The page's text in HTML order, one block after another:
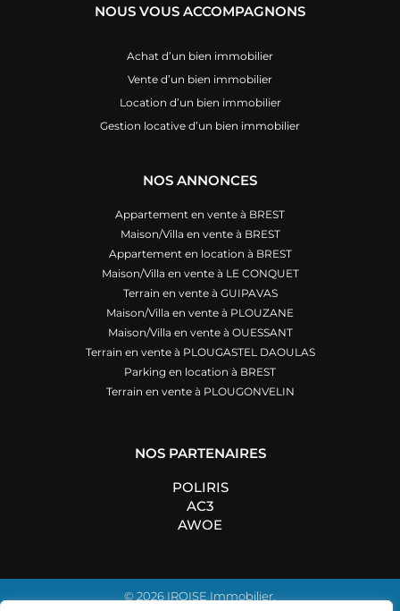
NOUS VOUS ACCOMPAGNONS
Achat d’un bien immobilier
Vente d’un bien immobilier
Location d’un bien immobilier
Gestion locative d’un bien immobilier
NOS ANNONCES
Appartement en vente à BREST
Maison/Villa en vente à BREST
Appartement en location à BREST
Maison/Villa en vente à LE CONQUET
Terrain en vente à GUIPAVAS
Maison/Villa en vente à PLOUZANE
Maison/Villa en vente à OUESSANT
Terrain en vente à PLOUGASTEL DAOULAS
Parking en location à BREST
Terrain en vente à PLOUGONVELIN
NOS PARTENAIRES
POLIRIS
AC3
AWOE
© 2026 IROISE Immobilier.